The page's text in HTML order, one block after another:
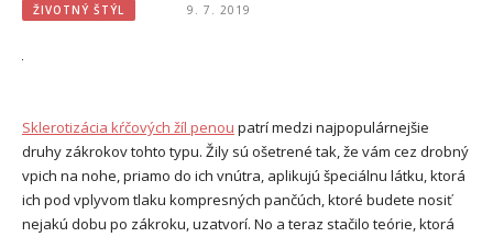
ŽIVOTNÝ ŠTÝL 9. 7. 2019
Sklerotizácia kŕčových žíl penou patrí medzi najpopulárnejšie
druhy zákrokov tohto typu. Žily sú ošetrené tak, že vám cez drobný
vpich na nohe, priamo do ich vnútra, aplikujú špeciálnu látku, ktorá
ich pod vplyvom tlaku kompresných pančúch, ktoré budete nosiť
nejakú dobu po zákroku, uzatvorí. No a teraz stačilo teórie, ktorá